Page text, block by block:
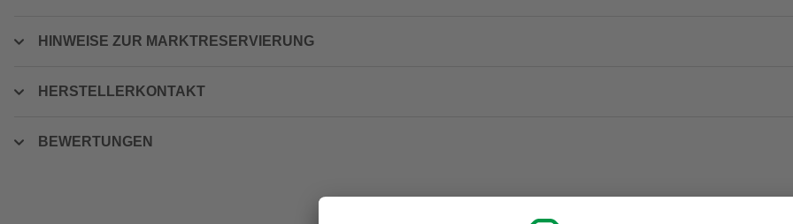
HINWEISE ZUR MARKTRESERVIERUNG
HERSTELLERKONTAKT
BEWERTUNGEN